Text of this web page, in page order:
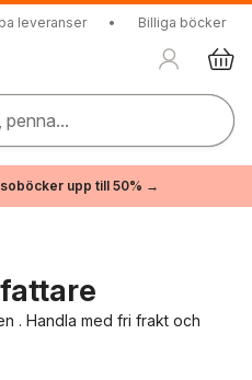
leveranser • Billiga böcker
penna...
upp till 50% →
. Handla med fri frakt och